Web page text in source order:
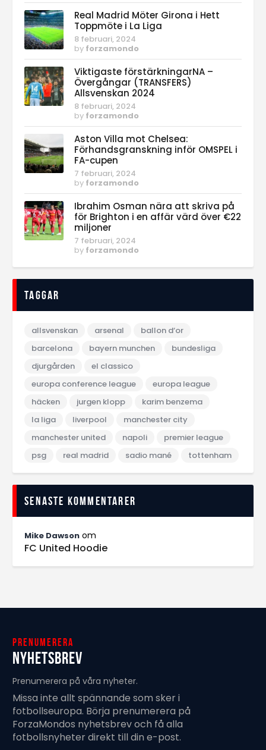
Real Madrid Möter Girona i Hett
Toppmöte i La Liga
8 februari, 2024
by forzamondo
Viktigaste förstärkningarNA –
Övergångar (TRANSFERS)
Allsvenskan 2024
8 februari, 2024
by forzamondo
Aston Villa mot Chelsea:
Förhandsgranskning inför OMSPEL i
FA-cupen
7 februari, 2024
by forzamondo
Ibrahim Osman nära att skriva på
för Brighton i en affär värd över €22
miljoner
7 februari, 2024
by forzamondo
Taggar
allsvenskan arsenal
ballon d‘or
barcelona
bayern munchen
bundesliga
djurgården
el classico
europa conference league
europa league
häcken
jurgen klopp
karim benzema
la liga
liverpool
manchester city
manchester united
napoli
premier league
psg
real madrid sadio mané tottenham
Senaste kommentarer
Mike Dawson om
FC United Hoodie
Prenumerera
Nyhetsbrev
Prenumerera på våra nyheter.
Missa inte allt spännande som sker i
fotbollseuropa. Börja prenumerera på
ForzaMondos nyhetsbrev och få alla
fotbollsnyheter direkt till din e-post.